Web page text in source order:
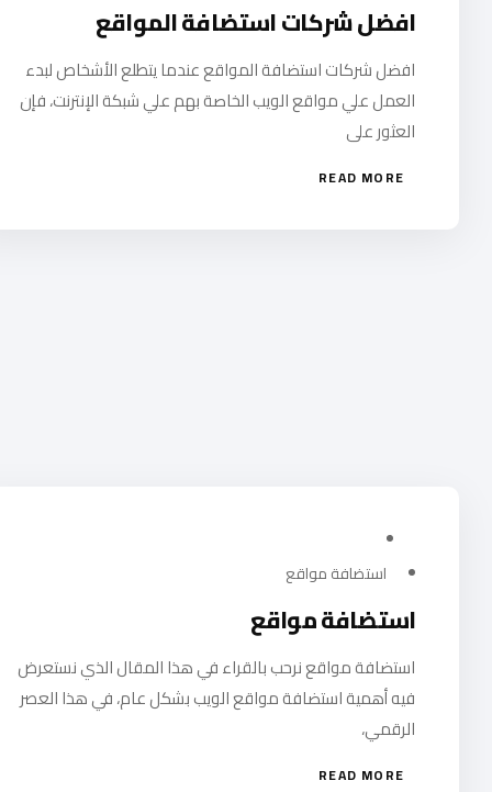
افضل شركات استضافة المواقع
افضل شركات استضافة المواقع عندما يتطلع الأشخاص لبدء
العمل علي مواقع الويب الخاصة بهم علي شبكة الإنترنت، فإن
العثور على
READ MORE
استضافة مواقع
استضافة مواقع
استضافة مواقع نرحب بالقراء في هذا المقال الذي نستعرض
فيه أهمية استضافة مواقع الويب بشكل عام، في هذا العصر
الرقمي،
READ MORE